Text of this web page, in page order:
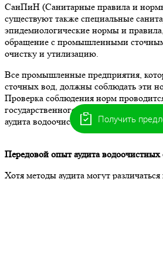
СанПиН (Санитарные правила и
существуют также специальные
эпидемиологические нормы и
обращение с промышленными
очистку и утилизацию.
Все промышленные предприятия,
сточных вод, должны соблюдать эти
Проверка соблюдения норм
государственного экологического
аудита водоочистных сооружений.
Передовой опыт аудита
Хотя методы аудита могут
Получить